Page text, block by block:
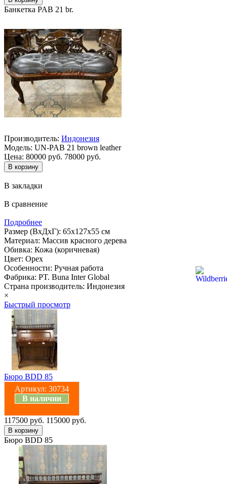
Банкетка PAB 21 br.
Производитель: Индонезия
Модель: UN-PAB 21 brown leather
Цена: 80000 руб. 78000 руб.
В закладки
В сравнение
Подробнее
Размер (ВхДхГ): 65х127х55 см
Материал: Массив красного дерева
Обивка: Кожа (коричневая)
Цвет: Орех
Особенности: Ручная работа
Фабрика: PT. Buna Inter Global
Страна производитель: Индонезия
×
Быстрый просмотр
Бюро BDD 85
Артикул: 30734
В наличии
117500 руб. 115000 руб.
Бюро BDD 85